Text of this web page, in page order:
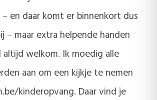
en daar komt er binnenkort dus
– maar extra helpende handen
altijd welkom. Ik moedig alle
aan om een kijkje te nemen
kinderopvang. Daar vind je